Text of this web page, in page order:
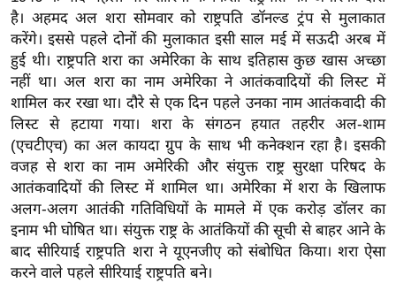
न्यू
ज
ब्री
फ
म
नो
रं
ज
न
ज
ग
त
है। अहमद अल शरा सोमवार को राष्ट्रपति डॉनल्ड ट्रंप से मुलाकात
करेंगे। इससे पहले दोनों की मुलाकात इसी साल मई में सऊदी अरब में
हुई थी। राष्ट्रपति शरा का अमेरिका के साथ इतिहास कुछ खास अच्छा
नहीं था। अल शरा का नाम अमेरिका ने आतंकवादियों की लिस्ट में
शामिल कर रखा था। दौरे से एक दिन पहले उनका नाम आतंकवादी की
लिस्ट से हटाया गया। शरा के संगठन हयात तहरीर अल-शाम
(एचटीएच) का अल कायदा ग्रुप के साथ भी कनेक्शन रहा है। इसकी
वजह से शरा का नाम अमेरिकी और संयुक्त राष्ट्र सुरक्षा परिषद के
आतंकवादियों की लिस्ट में शामिल था। अमेरिका में शरा के खिलाफ
अलग-अलग आतंकी गतिविधियों के मामले में एक करोड़ डॉलर का
इनाम भी घोषित था। संयुक्त राष्ट्र के आतंकियों की सूची से बाहर आने के
बाद सीरियाई राष्ट्रपति शरा ने यूएनजीए को संबोधित किया। शरा ऐसा
करने वाले पहले सीरियाई राष्ट्रपति बने।